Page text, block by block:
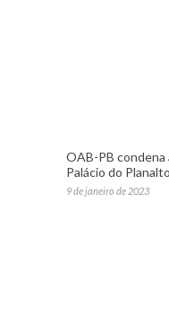
OAB-PB condena
Palácio do
9 de janeiro de 2023